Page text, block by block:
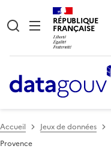
RÉPUBLIQUE
FRANÇAISE
Accueil Jeux de données
Provence